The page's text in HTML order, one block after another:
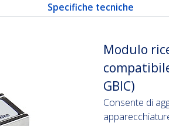
Specifiche tecniche
Modulo
GBIC)
Consente di